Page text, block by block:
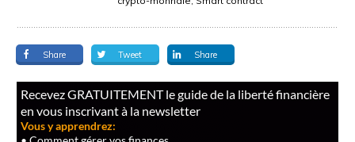
Share Tweet Share